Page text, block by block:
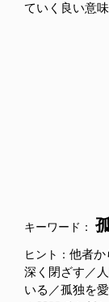
ていく良い意
キーワード：
ヒント： 他者か
深く閉ざす／
いる／孤独を